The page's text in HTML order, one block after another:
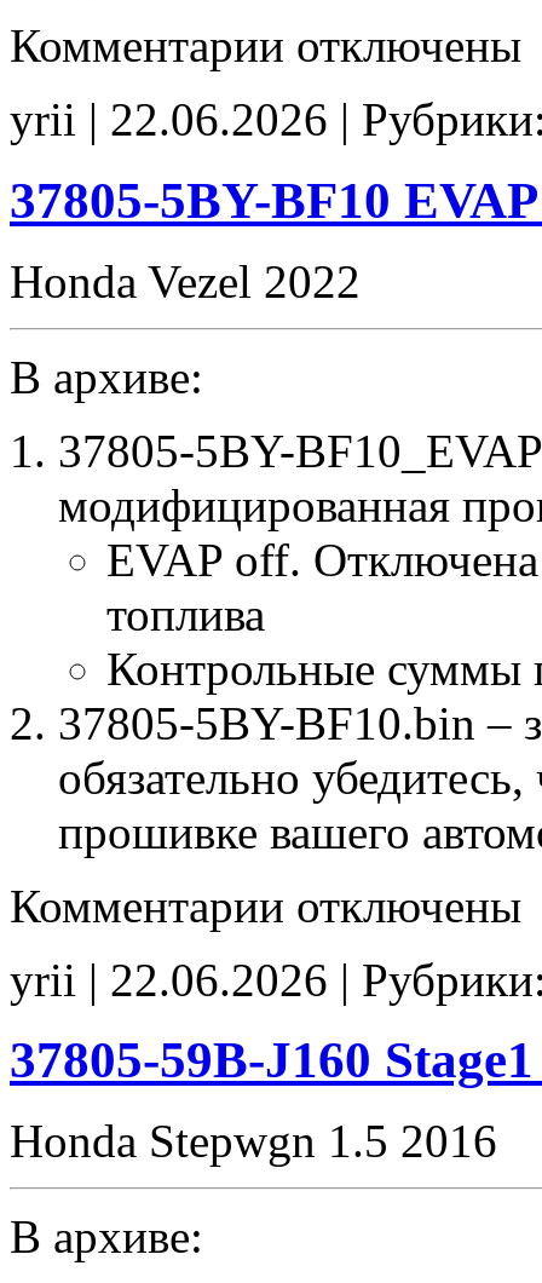
Комментарии записи
E840
Stage1
отключены
yrii | 22.06.2026 |
37805-5BY-BF10
Honda Vezel 2022
В архиве:
37805-5BY-
модифицированная
EVAP off. Отключена
топлива
Контрольные суммы
37805-5BY-BF10.bin –
обязательно
прошивке вашего
Комментарии записи
BF10
EVAP_off
отключены
yrii | 22.06.2026 |
37805-59B-J160
Honda Stepwgn 1.5 2016
В архиве: